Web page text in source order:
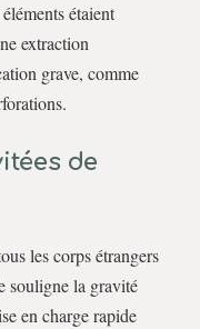
étaient
extraction
grave, comme
de
les corps étrangers
souligne la gravité
en charge rapide